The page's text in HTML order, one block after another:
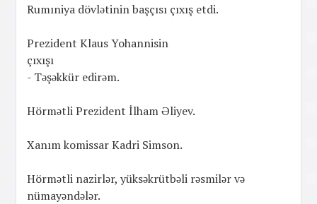
Rumıniya dövlətinin başçısı çıxış etdi.
Prezident Klaus Yohannisin
çıxışı
- Təşəkkür edirəm.
Hörmətli Prezident İlham Əliyev.
Xanım komissar Kadri Simson.
Hörmətli nazirlər, yüksəkrütbəli rəsmilər və
nümayəndələr.